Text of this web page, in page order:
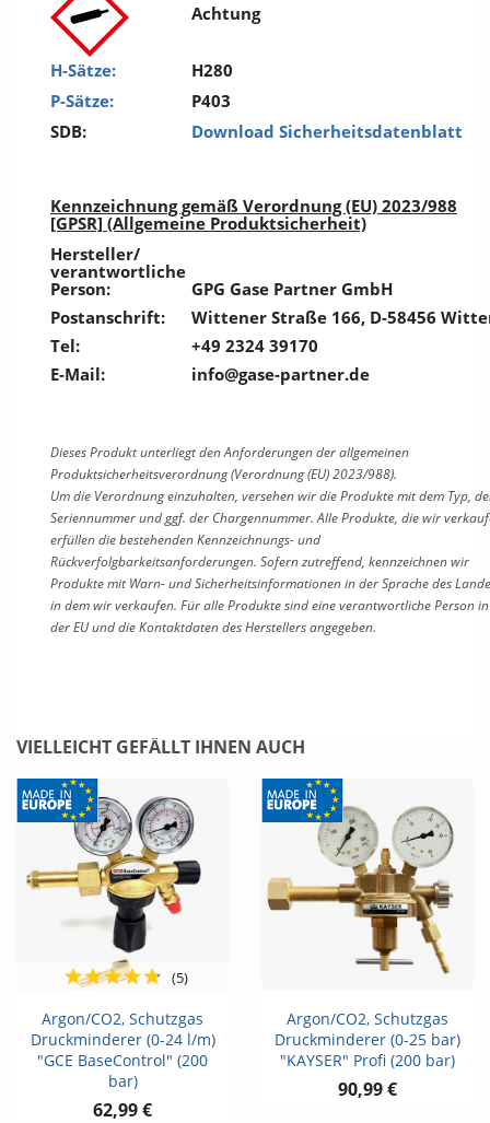
Achtung
H-Sätze:
H280
P-Sätze:
P403
SDB:
Download Sicherheitsdatenblatt
Kennzeichnung gemäß Verordnung (EU) 2023/988
[GPSR] (Allgemeine Produktsicherheit)
Hersteller/
verantwortliche
Person:
GPG Gase Partner GmbH
Postanschrift:
Wittener Straße 166, D-58456
Tel:
+49 2324 39170
E-Mail:
info@gase-partner.de
Dieses Produkt unterliegt den Anforderungen der allgemeinen
Produktsicherheitsverordnung (Verordnung (EU) 2023/988).
Um die Verordnung einzuhalten, versehen wir die Produkte mit dem Typ,
Seriennummer und ggf. der Chargennummer. Alle Produkte, die wir
erfüllen die bestehenden Kennzeichnungs- und
Rückverfolgbarkeitsanforderungen. Sofern zutreffend, kennzeichnen wir
Produkte mit Warn- und Sicherheitsinformationen in der Sprache des
in dem wir verkaufen. Für alle Produkte sind eine verantwortliche Person in
der EU und die Kontaktdaten des Herstellers angegeben.
VIELLEICHT GEFÄLLT IHNEN AUCH
Argon/CO2, Schutzgas
Druckminderer (0-24 l/m)
"GCE BaseControl" (200
bar)
62,99 €
(5)
Argon/CO2, Schutzgas
Druckminderer (0-25 bar)
"KAYSER" Profi (200 bar)
90,99 €